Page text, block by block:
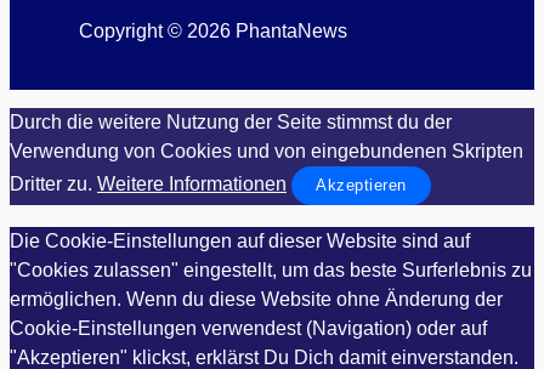
Copyright © 2026 PhantaNews
Durch die weitere Nutzung der Seite stimmst du der
Verwendung von Cookies und von eingebundenen Skripten
Dritter zu. Weitere Informationen Akzeptieren
Die Cookie-Einstellungen auf dieser Website sind auf
"Cookies zulassen" eingestellt, um das beste Surferlebnis zu
ermöglichen. Wenn du diese Website ohne Änderung der
Cookie-Einstellungen verwendest (Navigation) oder auf
"Akzeptieren" klickst, erklärst Du Dich damit einverstanden.